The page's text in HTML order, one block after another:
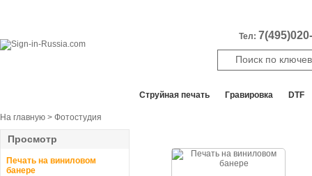
Тел:
Cтруйная печать Гравировка DTF
На главную > Фотостудия
Просмотр
Печать на виниловом
банере